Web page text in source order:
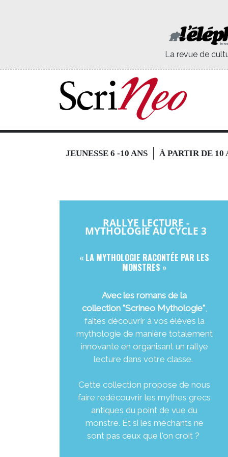
La revue de
JEUNESSE 6 -10 ANS À PARTIR DE 10
RALLYE LECTURE -
MYTHOLOGIE AU CYCLE 3
« LA MYTHOLOGIE RACONTÉE PAR LES
MONSTRES »
Avec les romans de la
collection "Scrineo Mythologie",
faites découvrir à vos élèves la
mythologie de manière totalement
innovante en organisant un rallye
lecture dans votre classe.
Cette collection propose de nous
faire redécouvrir les mythes grecs
antiques du point de vue du
monstre. Et si les méchants ne
sont pas ceux que l'on croit ?